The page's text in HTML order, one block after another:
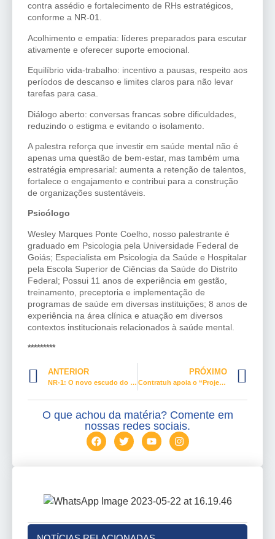
contra assédio e fortalecimento de RHs estratégicos,
conforme a NR-01.
Acolhimento e empatia: líderes preparados para escutar
ativamente e oferecer suporte emocional.
Equilíbrio vida-trabalho: incentivo a pausas, respeito aos
períodos de descanso e limites claros para não levar
tarefas para casa.
Diálogo aberto: conversas francas sobre dificuldades,
reduzindo o estigma e evitando o isolamento.
A palestra reforça que investir em saúde mental não é
apenas uma questão de bem-estar, mas também uma
estratégia empresarial: aumenta a retenção de talentos,
fortalece o engajamento e contribui para a construção
de organizações sustentáveis.
Psicólogo
Wesley Marques Ponte Coelho, nosso palestrante é
graduado em Psicologia pela Universidade Federal de
Goiás; Especialista em Psicologia da Saúde e Hospitalar
pela Escola Superior de Ciências da Saúde do Distrito
Federal; Possui 11 anos de experiência em gestão,
treinamento, preceptoria e implementação de
programas de saúde em diversas instituições; 8 anos de
experiência na área clínica e atuação em diversos
contextos institucionais relacionados à saúde mental.
*********
ANTERIOR
NR-1: O novo escudo do trabalhador em Turismo e Hospitalidade
PRÓXIMO
Contratuh apoia o “Projeto Mulheres que Pensam o Brasil”
O que achou da matéria? Comente em
nossas redes sociais.